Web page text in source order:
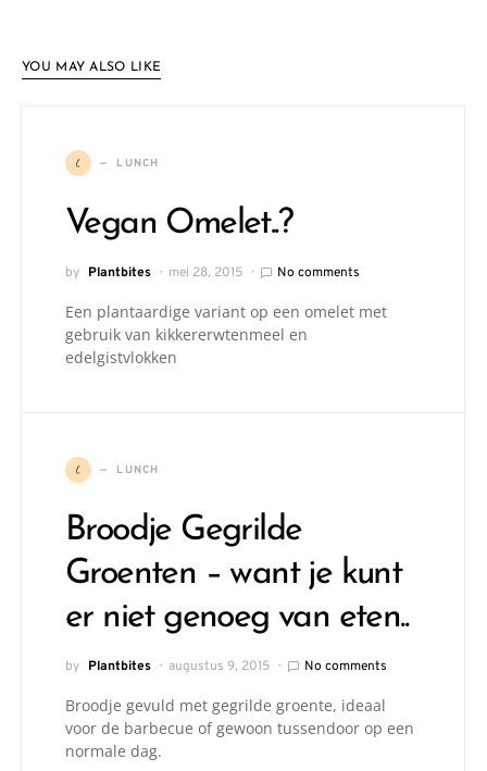
YOU MAY ALSO LIKE
L LUNCH
Vegan Omelet..?
by Plantbites mei 28, 2015 No comments
Een plantaardige variant op een omelet met
gebruik van kikkererwtenmeel en
edelgistvlokken
L LUNCH
Broodje Gegrilde
Groenten – want je kunt
er niet genoeg van eten..
by Plantbites augustus 9, 2015 No comments
Broodje gevuld met gegrilde groente, ideaal
voor de barbecue of gewoon tussendoor op een
normale dag.